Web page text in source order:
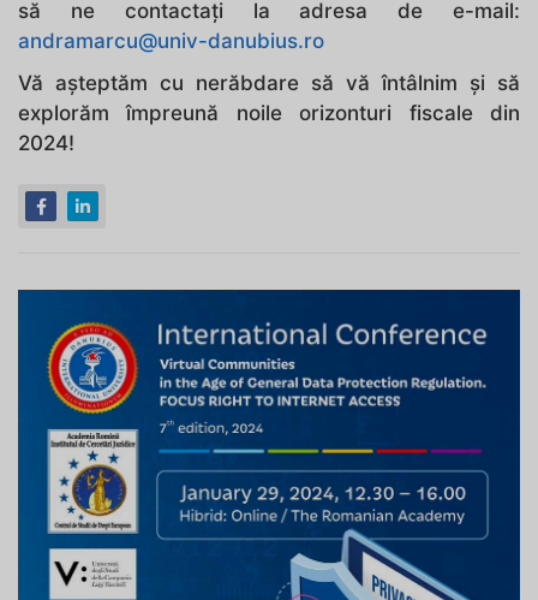
să ne contactați la adresa de e-mail:
andramarcu@univ-danubius.ro
Vă așteptăm cu nerăbdare să vă întâlnim și să
explorăm împreună noile orizonturi fiscale din
2024!